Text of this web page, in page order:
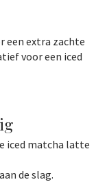
een extra zachte
voor een iced
iced matcha latte
de slag.